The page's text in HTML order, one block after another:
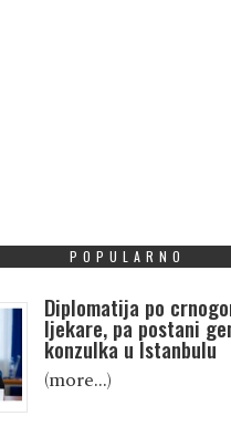
POPULARNO
Diplomatija po
ljekare, pa postani
konzulka u Istanbulu
(more…)